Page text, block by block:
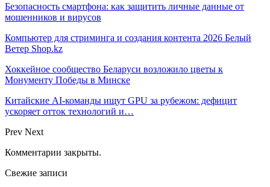
Безопасность смартфона: как защитить личные данные от
мошенников и вирусов
Компьютер для стриминга и создания контента 2026 Белый
Ветер Shop.kz
Хоккейное сообщество Беларуси возложило цветы к
Монументу Победы в Минске
Китайские AI-команды ищут GPU за рубежом: дефицит
ускоряет отток технологий и…
Prev Next
Комментарии закрыты.
Свежие записи